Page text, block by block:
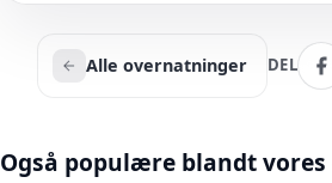
Alle overnatninger DEL
Også populære blandt